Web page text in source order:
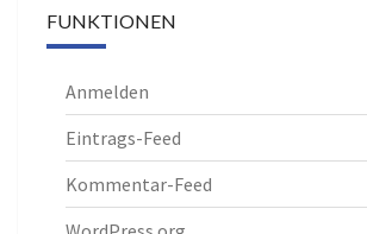
FUNKTIONEN
Anmelden
Eintrags-Feed
Kommentar-Feed